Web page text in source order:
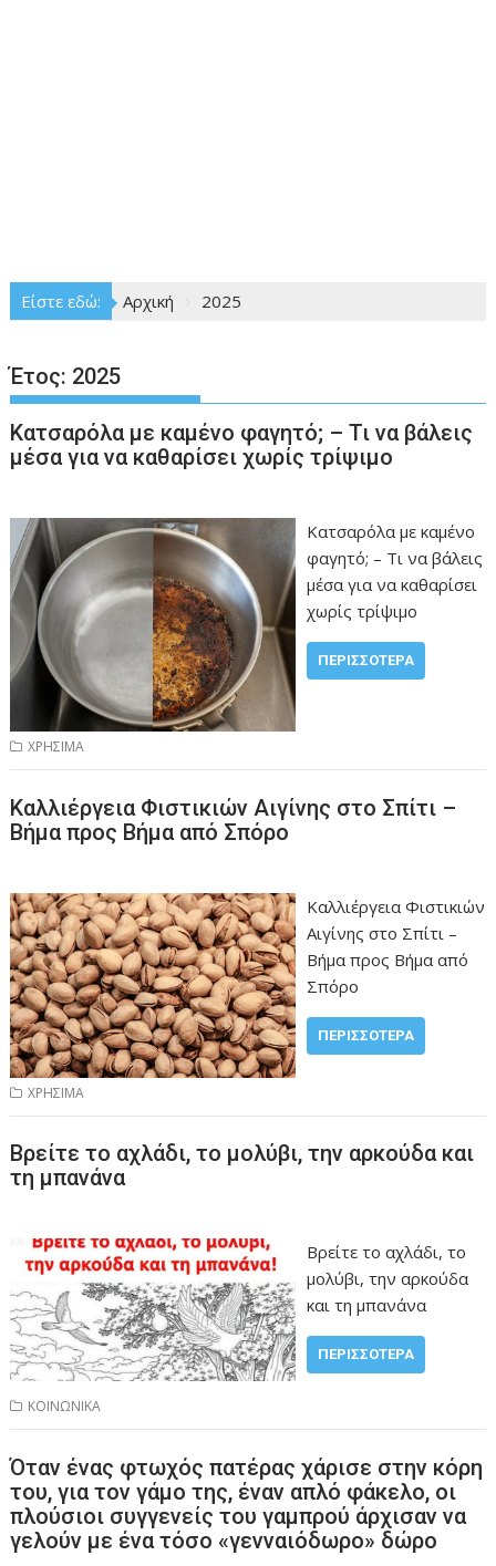
Είστε εδώ: Αρχική 2025
Έτος: 2025
Κατσαρόλα με καμένο φαγητό; – Τι να βάλεις
μέσα για να καθαρίσει χωρίς τρίψιμο
Κατσαρόλα με καμένο
φαγητό; – Τι να βάλεις
μέσα για να καθαρίσει
χωρίς τρίψιμο
ΠΕΡΙΣΣΌΤΕΡΑ
ΧΡΗΣΙΜΑ
Καλλιέργεια Φιστικιών Αιγίνης στο Σπίτι –
Βήμα προς Βήμα από Σπόρο
Καλλιέργεια Φιστικιών
Αιγίνης στο Σπίτι –
Βήμα προς Βήμα από
Σπόρο
ΠΕΡΙΣΣΌΤΕΡΑ
ΧΡΗΣΙΜΑ
Βρείτε το αχλάδι, το μολύβι, την αρκούδα και
τη μπανάνα
Βρείτε το αχλάδι, το
μολύβι, την αρκούδα
και τη μπανάνα
ΠΕΡΙΣΣΌΤΕΡΑ
ΚΟΙΝΩΝΙΚΑ
Όταν ένας φτωχός πατέρας χάρισε στην κόρη
του, για τον γάμο της, έναν απλό φάκελο, οι
πλούσιοι συγγενείς του γαμπρού άρχισαν να
γελούν με ένα τόσο «γενναιόδωρο» δώρο